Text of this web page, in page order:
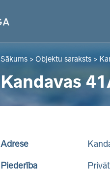
Sākums > Objektu saraksts >
Kandavas
Adrese
Piederība